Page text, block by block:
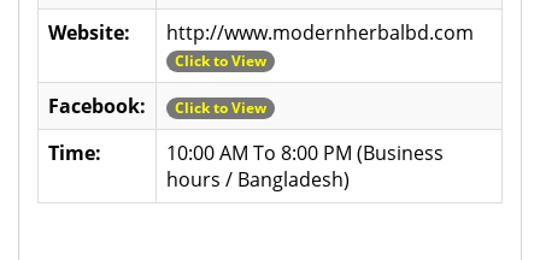
Website:
http://www.modernherbalbd.com
Click to View
Facebook: Click to View
Time:
10:00 AM To 8:00 PM (Business
hours / Bangladesh)